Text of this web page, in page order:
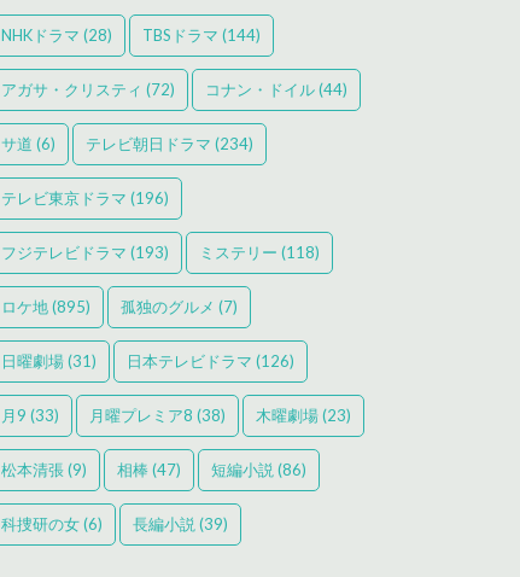
NHKドラマ (28) TBSドラマ (144)
アガサ・クリスティ (72) コナン・ドイル(44)
サ道 (6) テレビ朝日ドラマ (234)
テレビ東京ドラマ (196)
フジテレビドラマ (193) ミステリー (118)
ロケ地(895) 孤独のグルメ (7)
日曜劇場(31) 日本テレビドラマ (126)
月9 (33) 月曜プレミア8 (38) 木曜劇場(23)
松本清張(9) 相棒(47) 短編小説 (86)
科捜研の女(6) 長編小説 (39)